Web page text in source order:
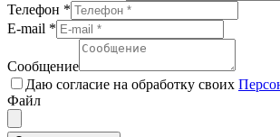
Телефон *
E-mail *
Сообщение
Даю согласие на обработку своих
Файл